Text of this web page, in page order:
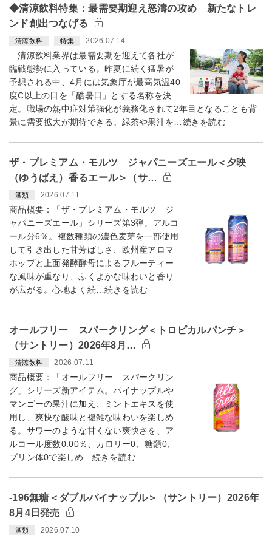
◆清涼飲料特集：最需要期迎え怒濤の攻め 新たなトレ
ンド創出つなげる
清涼飲料 特集 2026.07.14
清涼飲料業界は最需要期を迎えて各社が
臨戦態勢に入っている。昨夏に続く猛暑が
予想される中、4月には気象庁が最高気温40
度C以上の日を「酷暑日」とする名称を決
定。職場の熱中症対策強化が義務化されて2年目となることも背
景に需要拡大が期待できる。緑茶や果汁を…続きを読む
ザ・プレミアム・モルツ ジャパニーズエール＜夕映
（ゆうばえ）香るエール＞（サ…
酒類 2026.07.11
商品概要：「ザ・プレミアム・モルツ ジ
ャパニーズエール」シリーズ第3弾。アルコ
ール分6％。複数種類の濃色麦芽を一部使用
して引き出した甘芳ばしさ、欧州産アロマ
ホップと上面発酵酵母によるフルーティー
な風味が重なり、ふくよかな味わいと香り
が広がる。心地よく続…続きを読む
オールフリー スパークリング＜トロピカルパンチ＞
（サントリー）2026年8月…
清涼飲料 2026.07.11
商品概要：「オールフリー スパークリン
グ」シリーズ新アイテム。パイナップルや
マンゴーの果汁に加え、ミントエキスを使
用し、爽快な酸味と複雑な味わいを楽しめ
る。サワーのような甘くない爽快さを、ア
ルコール度数0.00％、カロリー0、糖類0、
プリン体0で楽しめ…続きを読む
-196無糖＜ダブルパイナップル＞（サントリー）2026年
8月4日発売
酒類 2026.07.10